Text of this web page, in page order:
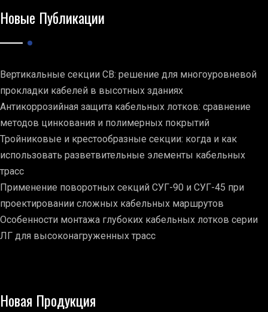
Новые Публикации
Вертикальные секции СВ: решение для многоуровневой
прокладки кабелей в высотных зданиях
Антикоррозийная защита кабельных лотков: сравнение
методов цинкования и полимерных покрытий
Тройниковые и крестообразные секции: когда и как
использовать разветвительные элементы кабельных
трасс
Применение поворотных секций СУГ-90 и СУГ-45 при
проектировании сложных кабельных маршрутов
Особенности монтажа глубоких кабельных лотков серии
ЛГ для высоконагруженных трасс
Новая Продукция